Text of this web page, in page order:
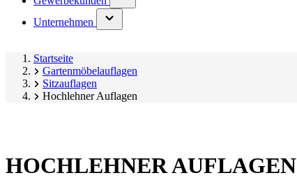
submenu)
Unternehmen
(has
submenu)
Startseite
Gartenmöbelauflagen
Sitzauflagen
Hochlehner Auflagen
HOCHLEHNER AUFLAGEN